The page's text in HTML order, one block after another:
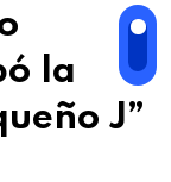
la
J”